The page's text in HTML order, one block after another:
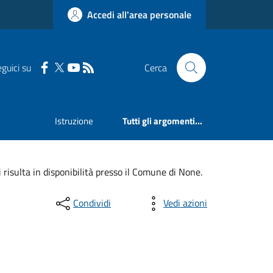
Accedi all'area personale
su Cerca
Istruzione Tutti gli argomenti...
in disponibilità presso il Comune di None.
Condividi Vedi azioni